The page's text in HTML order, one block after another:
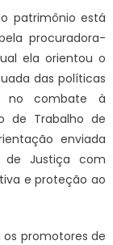
patrimônio está
procuradora-
ela orientou o
das políticas
no combate à
de Trabalho de
enviada
de Justiça com
e proteção ao
promotores de